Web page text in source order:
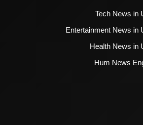
Tech News in
Entertainment News in
Health News in
Hum News